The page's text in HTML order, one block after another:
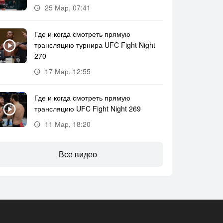
25 Мар, 07:41
Где и когда смотреть прямую
трансляцию турнира UFC Fight Night
270
17 Мар, 12:55
Где и когда смотреть прямую
трансляцию UFC Fight Night 269
11 Мар, 18:20
Все видео